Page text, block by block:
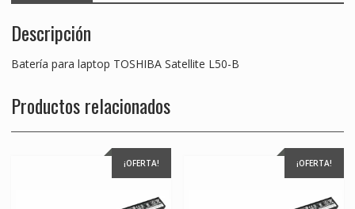
Descripción
Batería para laptop TOSHIBA Satellite L50-B
Productos relacionados
¡OFERTA! ¡OFERTA!